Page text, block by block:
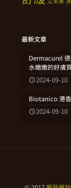
最新文章
Dermacurel
水嫩嫩的好膚
2024-09-10
Biotanico 港
2024-09-10